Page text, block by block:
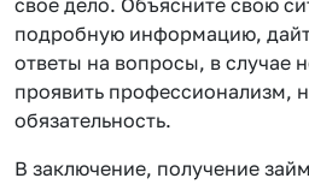
подробную информацию,
ответы на вопросы, в случае
проявить профессионализм,
обязательность.
В заключение, получение